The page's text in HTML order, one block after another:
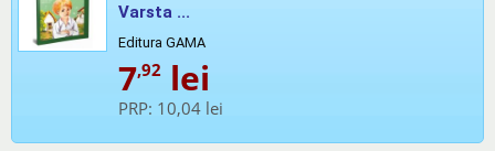
Varsta ...
Editura GAMA
7,92 lei
PRP: 10,04 lei